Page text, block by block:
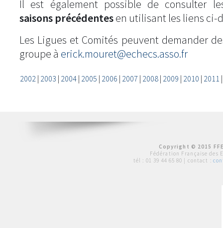
Il est également possible de consulter
saisons précédentesen utilisant les liens ci-
Les Ligues et Comités peuvent demander
groupe à erick.mouret@echecs.asso.fr
2002| 2003 | 2004| 2005 | 2006 | 2007 | 2008| 2009 | 2010 | 2011
Copyright © 2015
Fédération Française des
tél : 01 39 44 65 80 | contact :